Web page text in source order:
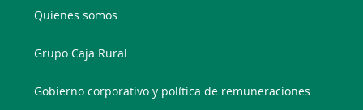
Quienes somos
Grupo Caja Rural
Gobierno corporativo y política de remuneraciones